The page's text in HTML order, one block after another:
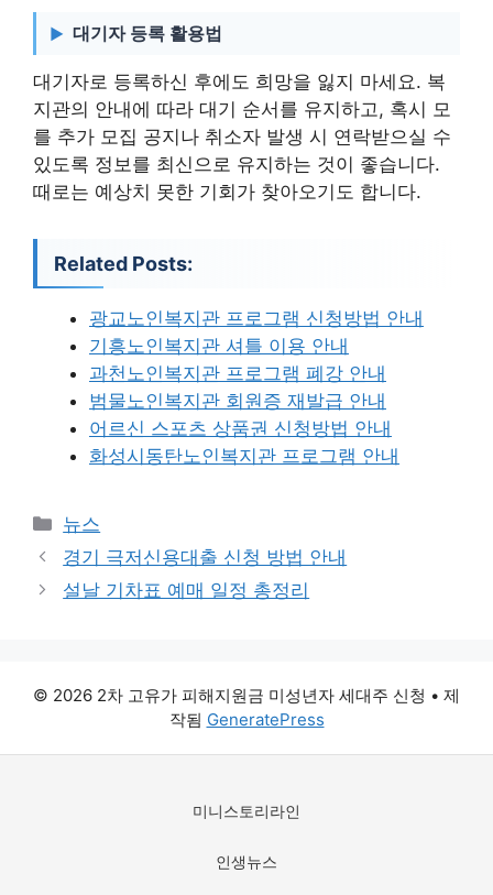
대기자 등록 활용법
대기자로 등록하신 후에도 희망을 잃지 마세요. 복
지관의 안내에 따라 대기 순서를 유지하고, 혹시 모
를 추가 모집 공지나 취소자 발생 시 연락받으실 수
있도록 정보를 최신으로 유지하는 것이 좋습니다.
때로는 예상치 못한 기회가 찾아오기도 합니다.
Related Posts:
광교노인복지관 프로그램 신청방법 안내
기흥노인복지관 셔틀 이용 안내
과천노인복지관 프로그램 폐강 안내
범물노인복지관 회원증 재발급 안내
어르신 스포츠 상품권 신청방법 안내
화성시동탄노인복지관 프로그램 안내
카
테
리
뉴스
경기 극저신용대출 신청 방법 안내
설날 기차표 예매 일정 총정리
© 2026 2차 고유가 피해지원금 미성년자 세대주 신청 • 제
작됨 GeneratePress
미니스토리라인
인생뉴스